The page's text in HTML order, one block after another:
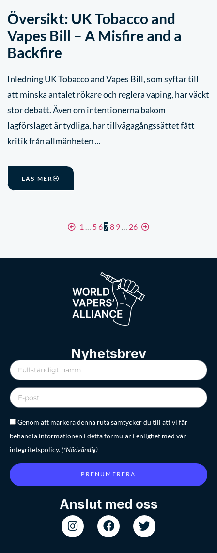
Översikt: UK Tobacco and
Vapes Bill – A Misfire and a
Backfire
Inledning UK Tobacco and Vapes Bill, som syftar till
att minska antalet rökare och reglera vaping, har väckt
stor debatt. Även om intentionerna bakom
lagförslaget är tydliga, har tillvägagångssättet fått
kritik från allmänheten ...
LÄS MER
1 … 5678 9 … 26
Nyhetsbrev
Genom att markera denna ruta samtycker du till att vi får
behandla informationen i detta formulär i enlighet med vår
integritetspolicy.(*Nödvändig)
PRENUMERERA
Anslut med oss